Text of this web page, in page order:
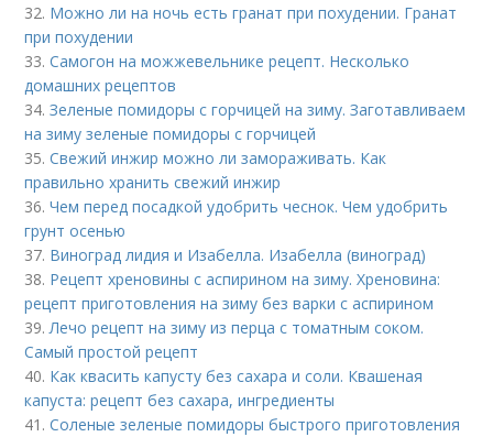
32. Можно ли на ночь есть гранат при похудении. Гранат
при похудении
33.Самогон на можжевельнике рецепт. Несколько
домашних рецептов
34.Зеленые помидоры с горчицей на зиму. Заготавливаем
на зиму зеленые помидоры с горчицей
35.Свежий инжир можно ли замораживать. Как
правильно хранить свежий инжир
36.Чем перед посадкой удобрить чеснок. Чем удобрить
грунт осенью
37. Виноград лидия и Изабелла. Изабелла (виноград)
38. Рецепт хреновины с аспирином на зиму. Хреновина:
рецепт приготовления на зиму без варки с аспирином
39.Лечо рецепт на зиму из перца с томатным соком.
Самый простой рецепт
40. Как квасить капусту без сахара и соли. Квашеная
капуста: рецепт без сахара, ингредиенты
41.Соленые зеленые помидоры быстрого приготовления